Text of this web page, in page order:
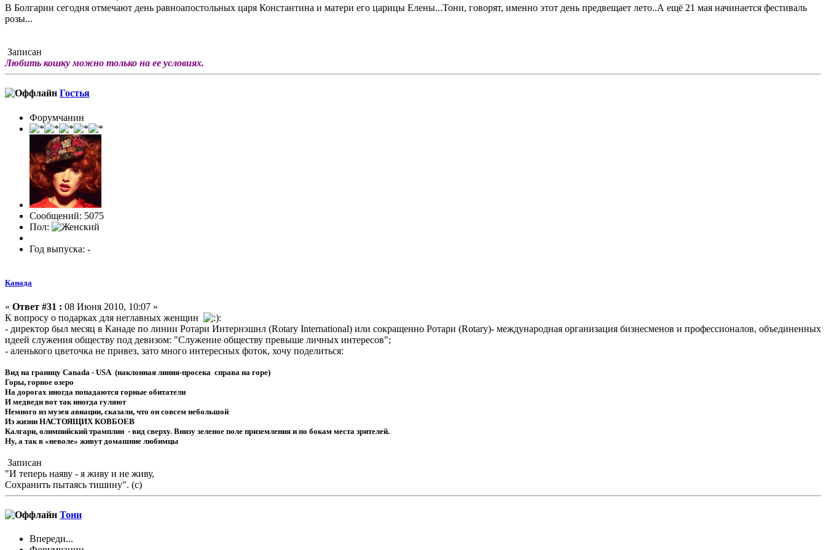
В Болгарии сегодня отмечают день равноапостольных царя Константина и матери его царицы Елены...Тони, говорят, именно этот день предвещает лето..А ещё 21 мая начинается фестиваль
розы...
Записан
Любить кошку можно только на ее условиях.
Гостья
Форумчанин
Сообщений: 5075
Пол:
Год выпуска: -
Канада
« Ответ #31 : 08 Июня 2010, 10:07 »
К вопросу о подарках для неглавных женщин
:
- директор был месяц в Канаде по линии Ротари Интернэшнл (Rotary International) или сокращенно Ротари (Rotary)- международная организация бизнесменов и профессионалов, объединенных
идеей служения обществу под девизом: "Служение обществу превыше личных интересов";
- аленького цветочка не привез, зато много интересных фоток, хочу поделиться:
Вид на границу Canada - USA (наклонная линия-просека справа на горе)
Горы, горное озеро
На дорогах иногда попадаются горные обитатели
И медведи вот так иногда гуляют
Немного из музея авиации, сказали, что он совсем небольшой
Из жизни НАСТОЯЩИХ КОВБОЕВ
Калгари, олимпийский трамплин - вид сверху. Внизу зеленое поле приземления и по бокам места зрителей.
Ну, а так в «неволе» живут домашние любимцы
Записан
"И теперь наяву - я живу и не живу,
Сохранить пытаясь тишину". (с)
Тони
Впереди...